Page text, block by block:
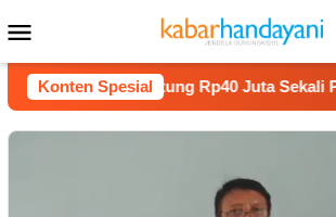
ke
kontenMobile
Konten Spesial
Melon Untung Rp40 Juta Sekali Panen